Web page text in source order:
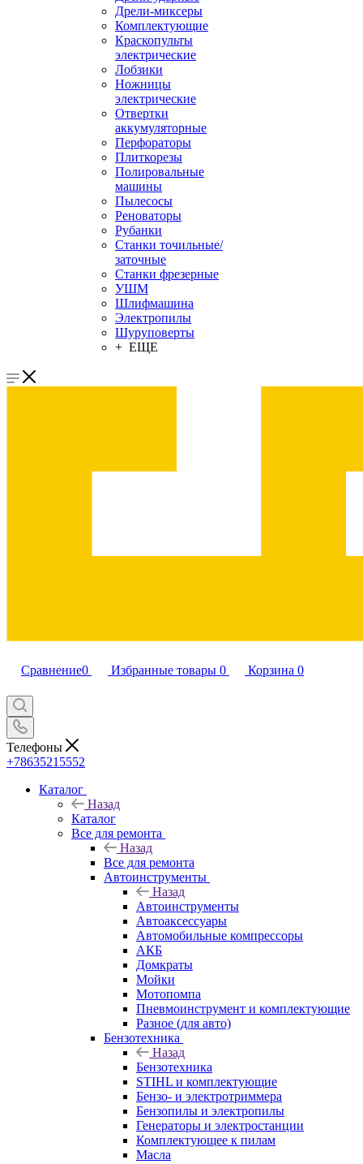
Дрели-миксеры
Комплектующие
Краскопульты
электрические
Лобзики
Ножницы
электрические
Отвертки
аккумуляторные
Перфораторы
Плиткорезы
Полировальные
машины
Пылесосы
Реноваторы
Рубанки
Станки точильные/
заточные
Станки фрезерные
УШМ
Шлифмашина
Электропилы
Шуруповерты
+ ЕЩЕ
Сравнение0 Избранные товары 0 Корзина 0
Телефоны
+78635215552
Каталог
Назад
Каталог
Все для ремонта
Назад
Все для ремонта
Автоинструменты
Назад
Автоинструменты
Автоаксессуары
Автомобильные компрессоры
АКБ
Домкраты
Мойки
Мотопомпа
Пневмоинструмент и комплектующие
Разное (для авто)
Бензотехника
Назад
Бензотехника
STIHL и комплектующие
Бензо- и электротриммера
Бензопилы и электропилы
Генераторы и электростанции
Комплектующее к пилам
Масла